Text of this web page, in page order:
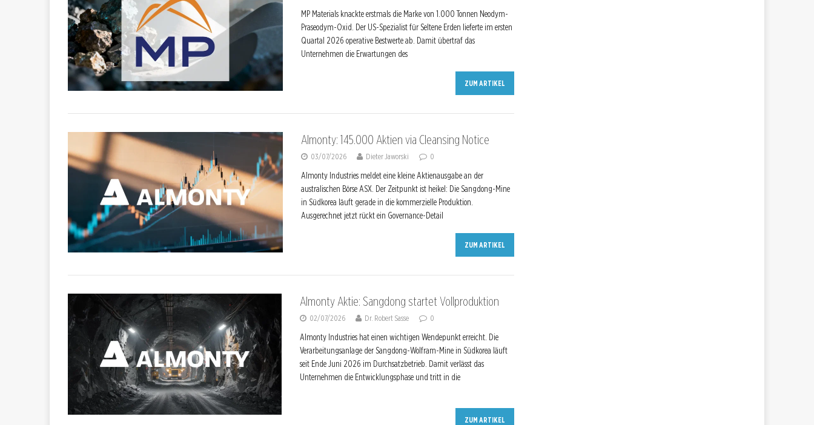
MP Materials knackte erstmals die Marke von 1.000 Tonnen Neodym-
Praseodym-Oxid. Der US-Spezialist für Seltene Erden lieferte im ersten
Quartal 2026 operative Bestwerte ab. Damit übertraf das
Unternehmen die Erwartungen des
ZUM ARTIKEL
Almonty: 145.000 Aktien via Cleansing Notice
03/07/2026 Dieter Jaworski 0
Almonty Industries meldet eine kleine Aktienausgabe an der
australischen Börse ASX. Der Zeitpunkt ist heikel: Die Sangdong-Mine
in Südkorea läuft gerade in die kommerzielle Produktion.
Ausgerechnet jetzt rückt ein Governance-Detail
ZUM ARTIKEL
Almonty Aktie: Sangdong startet Vollproduktion
02/07/2026 Dr. Robert Sasse 0
Almonty Industries hat einen wichtigen Wendepunkt erreicht. Die
Verarbeitungsanlage der Sangdong-Wolfram-Mine in Südkorea läuft
seit Ende Juni 2026 im Durchsatzbetrieb. Damit verlässt das
Unternehmen die Entwicklungsphase und tritt in die
ZUM ARTIKEL